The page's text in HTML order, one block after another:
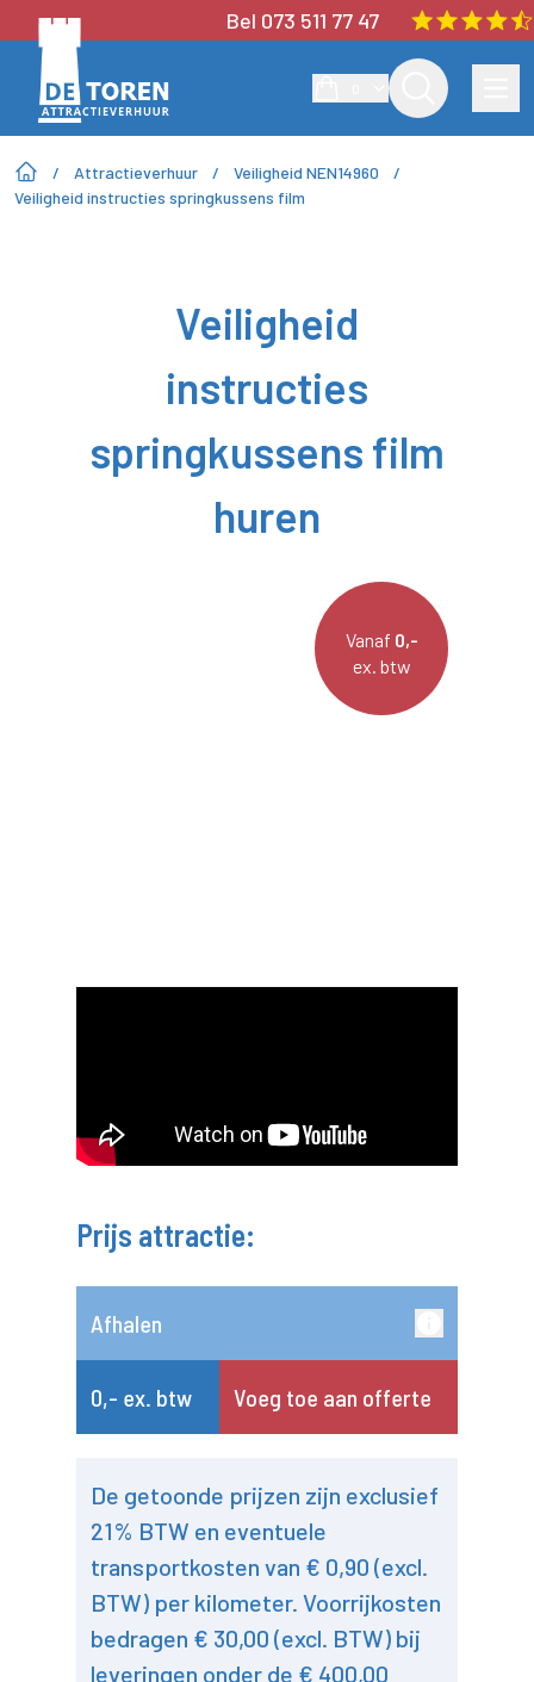
Bel 073 511 77 47
/ Attractieverhuur / Veiligheid NEN14960
/
Veiligheid instructies springkussens film
Veiligheid
instructies
springkussens film
huren
Vanaf 0,-
ex. btw
Prijs attractie:
Afhalen
0,- ex. btw Voeg toe aan offerte
De getoonde prijzen zijn exclusief
21% BTW en eventuele
transportkosten van € 0,90 (excl.
BTW) per kilometer. Voorrijkosten
bedragen € 30,00 (excl. BTW) bij
leveringen onder de € 400,00